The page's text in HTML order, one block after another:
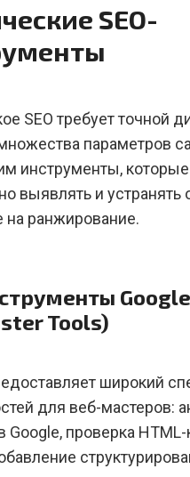
SEO-
SEO требует точной
параметров
инструменты,
выявлять и устранять
ранжирование.
Tools)
широкий
для веб-мастеров:
Google, проверка HTML-